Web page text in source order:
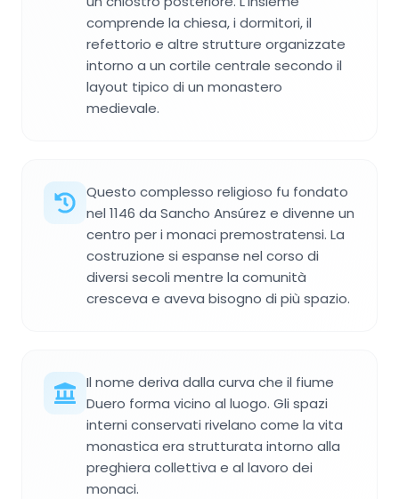
comprende la chiesa, i dormitori, il
refettorio e altre strutture organizzate
intorno a un cortile centrale secondo il
layout tipico di un monastero
medievale.
Questo complesso religioso fu fondato
nel 1146 da Sancho Ansúrez e divenne un
centro per i monaci premostratensi. La
costruzione si espanse nel corso di
diversi secoli mentre la comunità
cresceva e aveva bisogno di più spazio.
Il nome deriva dalla curva che il fiume
Duero forma vicino al luogo. Gli spazi
interni conservati rivelano come la vita
monastica era strutturata intorno alla
preghiera collettiva e al lavoro dei
monaci.